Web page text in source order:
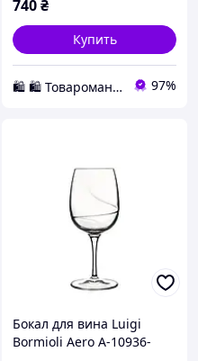
740₴
Купить
🛍️ 🛍️ Товаромания 🛍️ 🛍️ 97%
Бокал для вина Luigi
Bormioli Aero A-10936-